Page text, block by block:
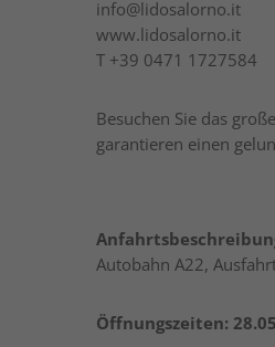
info@lidosalorno.it
www.lidosalorno.it
T +39 0471 1727584
Besuchen Sie das
garantieren einen
Autobahn A22,
Öffnungszeiten: